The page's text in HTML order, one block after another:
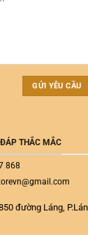
THẮC MẮC
868
đường Láng,